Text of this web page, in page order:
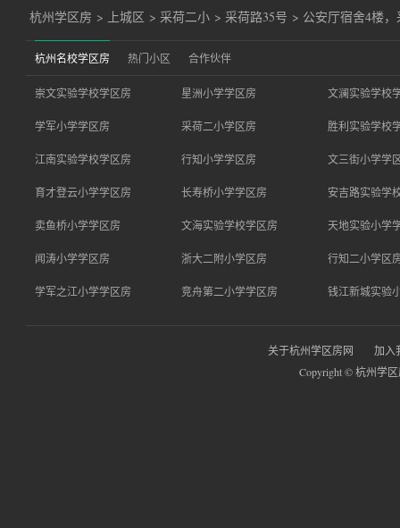
杭州学区房 > 上城区 > 采荷二小 > 采荷路35号 > 公安厅宿舍4楼
杭州名校学区房 热门小区 合作伙伴
崇文实验学校学区房 星洲小学学区房 文澜实验学校
学军小学学区房 采荷二小学区房 胜利实验学校
江南实验学校学区房 行知小学学区房 文三街小学学
育才登云小学学区房 长寿桥小学学区房 安吉路实验学
卖鱼桥小学学区房 文海实验学校学区房 天地实验小学
闻涛小学学区房 浙大二附小学区房 行知二小学区
学军之江小学学区房 竞舟第二小学学区房 钱江新城实验
关于杭州学区房网
加入
Copyright © 杭州学